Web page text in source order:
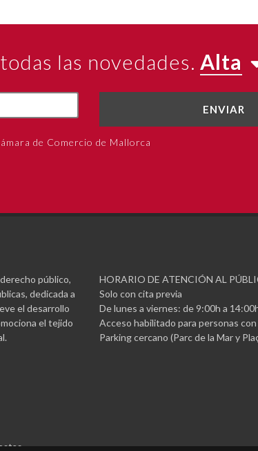
las novedades. Alta
ENVIAR
de Comercio de Mallorca
público,
dedicada a
el desarrollo
el tejido
HORARIO DE ATENCIÓN AL
Solo con cita previa
De lunes a viernes: de 9:00h a
Acceso habilitado para personas
Parking cercano (Parc de la Mar y